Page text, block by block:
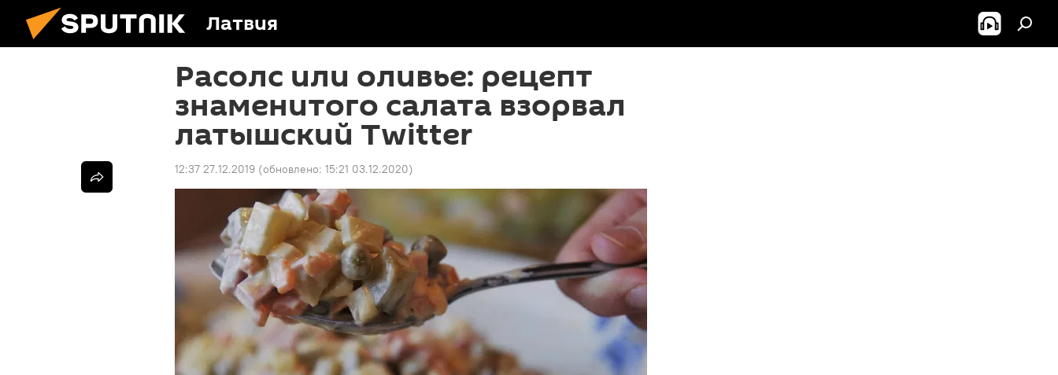
Латвия
Расолс или оливье: рецепт
знаменитого салата взорвал
латышский Twitter
12:37 27.12.2019 (обновлено: 15:21 03.12.2020)